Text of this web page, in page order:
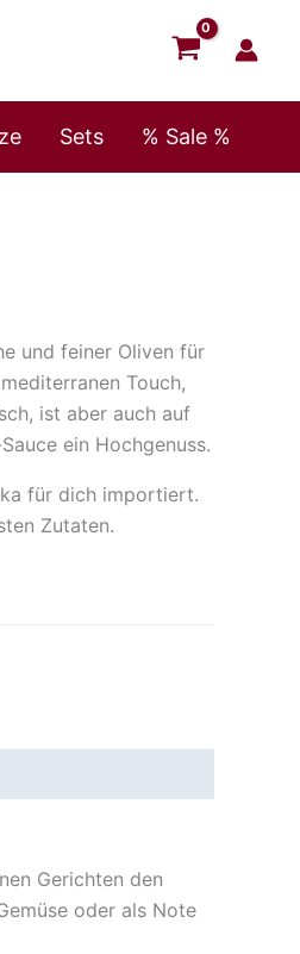
Sets % Sale %
und feiner Oliven für
Touch,
ist aber auch auf
ein Hochgenuss.
für dich importiert.
Zutaten.
Gerichten den
oder als Note